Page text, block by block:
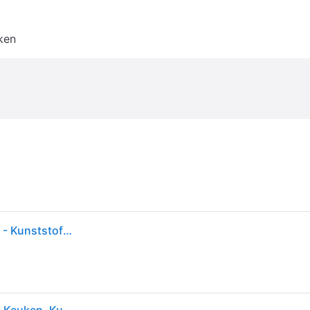
Oja Smart 60 Plafondlamp White - Nordlux - Keuken - Kunststof - Rond